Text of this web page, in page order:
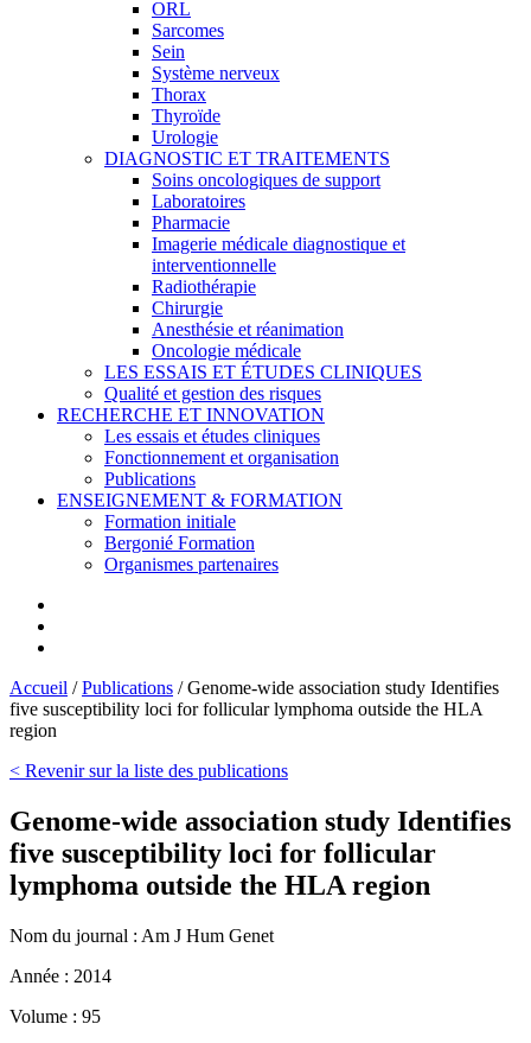
ORL
Sarcomes
Sein
Système nerveux
Thorax
Thyroïde
Urologie
DIAGNOSTIC ET TRAITEMENTS
Soins oncologiques de support
Laboratoires
Pharmacie
Imagerie médicale diagnostique et
interventionnelle
Radiothérapie
Chirurgie
Anesthésie et réanimation
Oncologie médicale
LES ESSAIS ET ÉTUDES CLINIQUES
Qualité et gestion des risques
RECHERCHE ET INNOVATION
Les essais et études cliniques
Fonctionnement et organisation
Publications
ENSEIGNEMENT & FORMATION
Formation initiale
Bergonié Formation
Organismes partenaires
Accueil /Publications /Genome-wide association study Identifies
five susceptibility loci for follicular lymphoma outside the HLA
region
< Revenir sur la liste des publications
Genome-wide association study Identifies
five susceptibility loci for follicular
lymphoma outside the HLA region
Nom du journal : Am J Hum Genet
Année : 2014
Volume : 95